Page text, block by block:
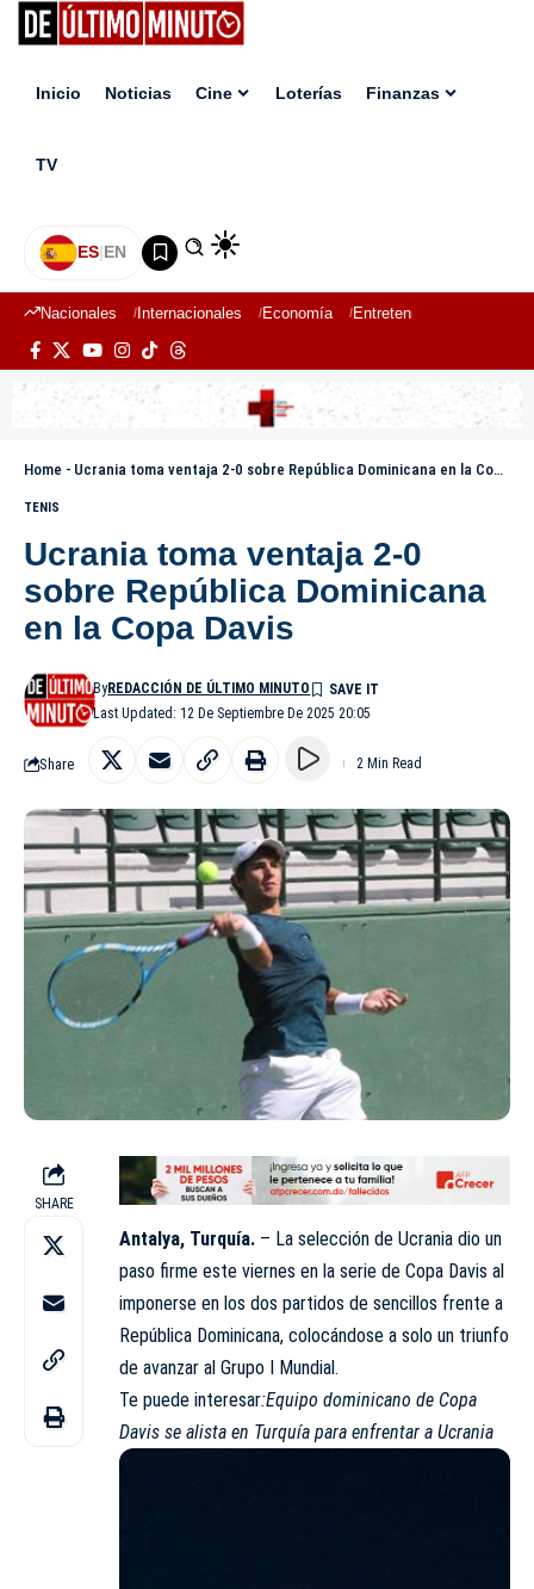
Inicio Noticias Cine Loterías Finanzas
TV
ES|EN
Nacionales Internacionales Economía Entretenimiento
Home - Ucrania toma ventaja 2-0 sobre República Dominicana en la Copa Davis
TENIS
Ucrania toma ventaja 2-0
sobre República Dominicana
en la Copa Davis
Last Updated: 12 De Septiembre De 2025 20:05
ByREDACCIÓN DE ÚLTIMO MINUTO
Share 2 Min Read
SHARE
Antalya, Turquía. – La selección de Ucrania dio un
paso firme este viernes en la serie de Copa Davis al
imponerse en los dos partidos de sencillos frente a
República Dominicana, colocándose a solo un triunfo
de avanzar al Grupo I Mundial.
Te puede interesar:Equipo dominicano de Copa
Davis se alista en Turquía para enfrentar a Ucrania